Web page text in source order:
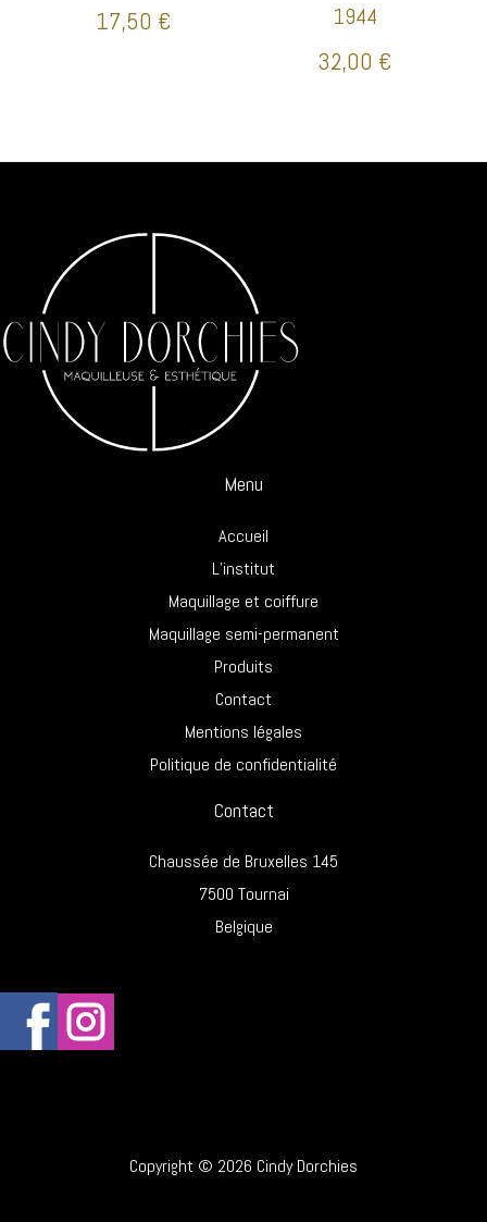
17,50 €
1944
32,00 €
Menu
Accueil
L’institut
Maquillage et coiffure
Maquillage semi-permanent
Produits
Contact
Mentions légales
Politique de confidentialité
Contact
Chaussée de Bruxelles 145
7500 Tournai
Belgique
Copyright © 2026 Cindy Dorchies